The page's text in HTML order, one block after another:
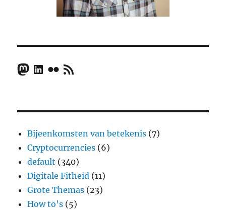
Mastodon
LinkedIn
FlickrRSS Feed
Bijeenkomsten van betekenis (7)
Cryptocurrencies (6)
default (340)
Digitale Fitheid (11)
Grote Themas (23)
How to's (5)